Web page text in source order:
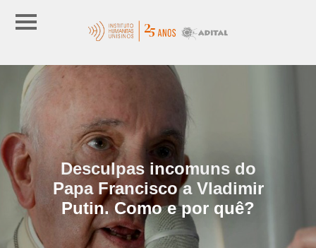
Desculpas incomuns do
Papa Francisco a Vladimir
Putin. Como e por quê?